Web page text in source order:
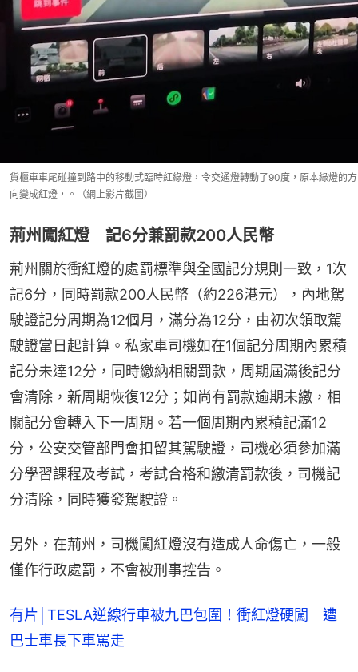
貨櫃車車尾碰撞到路中的移動式臨時紅綠燈‌，令交通燈轉動了90度，原本綠燈的方
向變成紅燈，。（網上影片截圖）
荊州闖紅燈‌ 記‌6分‌兼罰款‌200人民幣
荊州關於衝紅燈的處罰標準與全國記分規則一致，1次
記‌6分‌，同時罰款‌200人民幣（約226港元），內地駕
駛證記分周期為12個月，滿分為12分，由初次領取駕
駛證當日起計算。私家車司機如在1個記分周期內累積
記分未達12分，同時繳納相關罰款，周期屆滿後記分
會清除，新周期恢復12分；如尚有罰款逾期未繳，相
關記分會轉入下一周期。若一個周期內累積記滿12
分，公安交管部門會扣留其駕駛證，司機必須參加滿
分學習課程及考試，考試合格和繳清罰款後，司機記
分清除，同時獲發駕駛證。
另外，在荊州，司機闖紅燈‌沒有造成人命傷亡，一般
僅作行政處罰，不會被刑事控告。
有片│TESLA逆線行車被九巴包圍！衝紅燈硬闖 遭
巴士車長下車罵走